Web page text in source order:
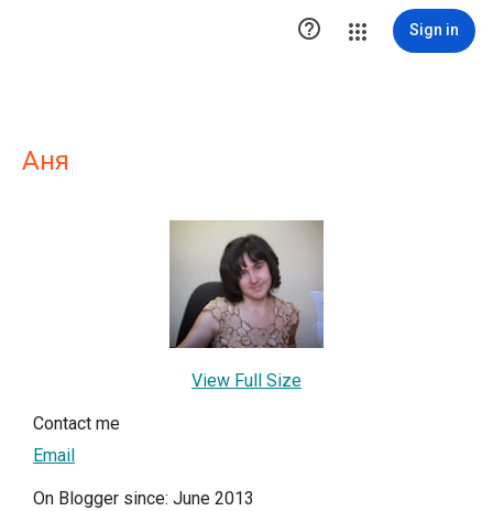
 Sign in
Аня
View Full Size
Contact me
Email
On Blogger since: June 2013